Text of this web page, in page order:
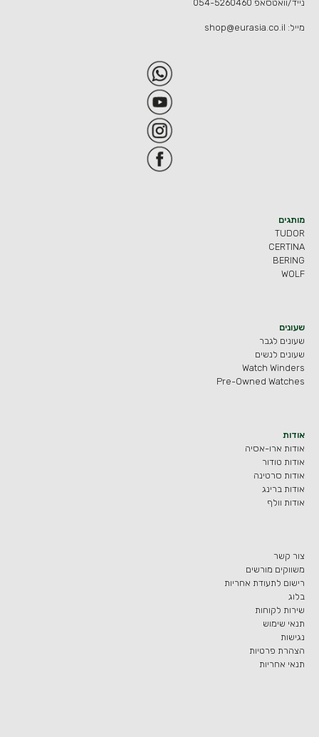
נייד/וואטסאפ 054-5260460
מייל: shop@eurasia.co.il
מותגים
TUDOR
CERTINA
BERING
WOLF
שעונים
שעונים לגבר
שעונים לנשים
Watch Winders
Pre-Owned Watches
אודות
אודות ארו-אסיה
אודות טודור
אודות סרטינה
אודות ברינג
אודות וולף
צור קשר
משווקים מורשים
רישום לתעודת אחריות
בלוג
שירות לקוחות
תנאי שימוש
נגישות
הצהרת פרטיות
תנאי אחריות